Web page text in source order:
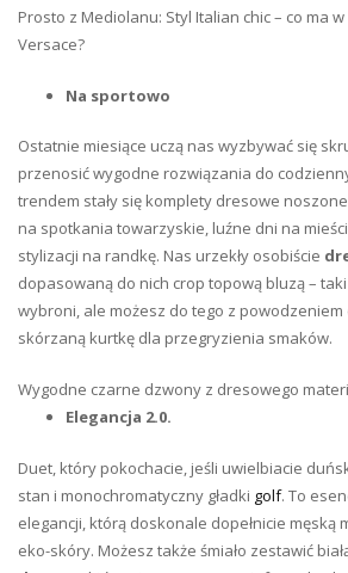
Prosto z Mediolanu: Styl Italian chic – co ma
Versace?
Na sportowo
Ostatnie miesiące uczą nas wyzbywać się
przenosić wygodne rozwiązania do
trendem stały się komplety dresowe
na spotkania towarzyskie, luźne dni na
stylizacji na randkę. Nas urzekły osobiście
dopasowaną do nich crop topową bluzą –
wybroni, ale możesz do tego z powodzeniem
skórzaną kurtkę dla przegryzienia smaków.
Wygodne czarne dzwony z dresowego
Elegancja 2.0.
Duet, który pokochacie, jeśli uwielbiacie
stan i monochromatyczny gładki golf. To
elegancji, którą doskonale dopełnicie męską
eko-skóry. Możesz także śmiało zestawić